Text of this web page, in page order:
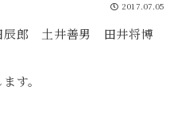
2017.07.05
辰郎 土井善男 田井将博
す。